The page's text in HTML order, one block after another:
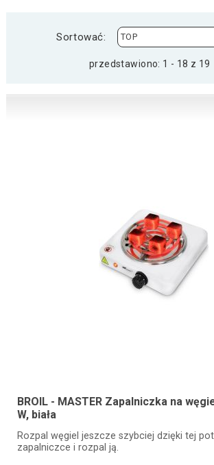
Sortować:
przedstawiono: 1 - 18 z 19
BROIL - MASTER Zapalniczka na
W, biała
Rozpal węgiel jeszcze szybciej dzięki tej
zapalniczce i rozpal ją.